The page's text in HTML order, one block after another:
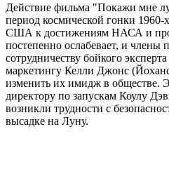
Действие фильма "Покажи мне
период космической гонки 1960-
США к достижениям НАСА и
постепенно ослабевает, и члены
сотрудничеству бойкого
маркетингу Келли Джонс
изменить их имидж в обществе.
директору по запускам Коулу
возникли трудности с
высадке на Луну.